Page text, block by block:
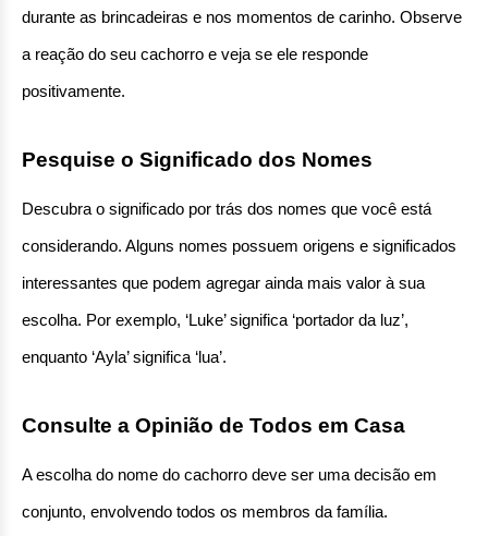
durante as brincadeiras e nos momentos de carinho. Observe
a reação do seu cachorro e veja se ele responde
positivamente.
Pesquise o Significado dos Nomes
Descubra o significado por trás dos nomes que você está
considerando. Alguns nomes possuem origens e significados
interessantes que podem agregar ainda mais valor à sua
escolha. Por exemplo, ‘Luke’ significa ‘portador da luz’,
enquanto ‘Ayla’ significa ‘lua’.
Consulte a Opinião de Todos em Casa
A escolha do nome do cachorro deve ser uma decisão em
conjunto, envolvendo todos os membros da família.